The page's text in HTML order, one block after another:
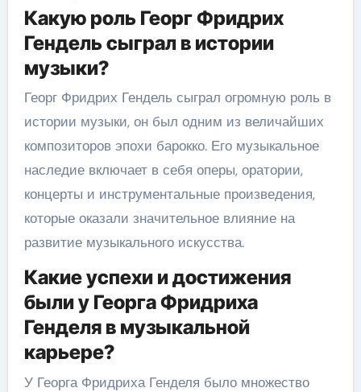
Какую роль Георг Фридрих
Гендель сыграл в истории
музыки?
Георг Фридрих Гендель сыграл огромную роль в
истории музыки, он был одним из величайших
композиторов эпохи барокко. Его музыкальное
наследие включает в себя оперы, оратории,
концерты и инструментальные произведения,
которые оказали значительное влияние на
развитие музыкального искусства.
Какие успехи и достижения
были у Георга Фридриха
Генделя в музыкальной
карьере?
У Георга Фридриха Генделя было множество